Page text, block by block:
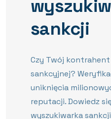
sankcji
Czy Twój
sankcyjnej?
uniknięcia
reputacji. Dowiedz
wyszukiwarka